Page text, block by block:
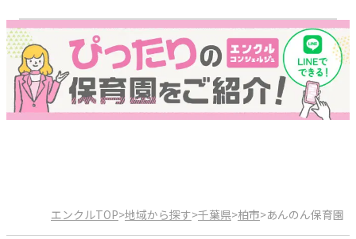
エンクルTOP>地域から探す>千葉県>柏市>あんのん保育園